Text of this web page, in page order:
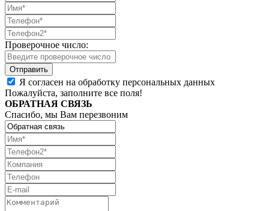
Проверочное число:
Я согласен на обработку персональных данных
Пожалуйста, заполните все поля!
ОБРАТНАЯ СВЯЗЬ
Спасибо, мы Вам перезвоним